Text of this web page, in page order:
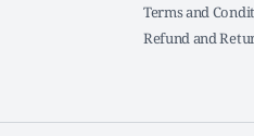
Terms and
Refund and